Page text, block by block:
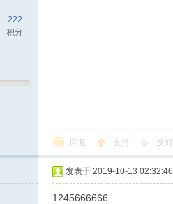
222
积分
回复 支持 反对
发表于 2019-10-13 02:32:46
1245666666